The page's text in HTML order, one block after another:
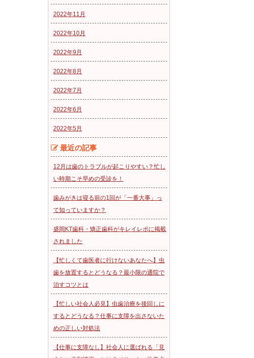
2022年11月
2022年10月
2022年9月
2022年8月
2022年7月
2022年6月
2022年5月
最近の記事
12月は歯のトラブルが起こりやすい？忙し
い時期こそ早めの受診を！
歯みがきは寝る前の1回が「一番大事」っ
て知っていますか？
盛岡KT歯科・矯正歯科がキレイレポに掲載
されました
【忙しくて歯医者に行けないあなたへ】虫
歯を放置するとどうなる？最小限の通院で
治すコツとは
【忙しい社会人必見】虫歯治療を後回しに
するとどうなる？仕事に支障を出さないた
めの正しい対処法
【仕事に支障なし】社会人に選ばれる「見